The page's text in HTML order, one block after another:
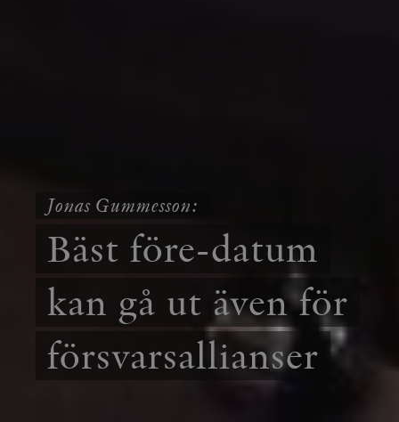
Jonas Gummesson:
Bäst före-datum
kan gå ut även för
försvarsallianser